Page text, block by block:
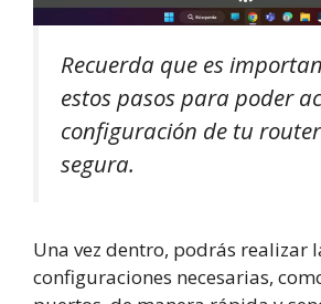
Recuerda que es
estos pasos para poder
configuración de tu
segura.
Una vez dentro, podrás realizar
configuraciones necesarias,